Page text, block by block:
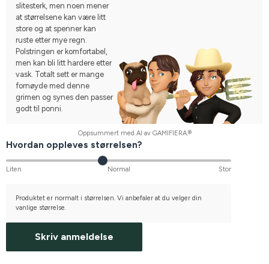
slitesterk, men noen mener
at størrelsene kan være litt
store og at spenner kan
ruste etter mye regn.
Polstringen er komfortabel,
men kan bli litt hardere etter
vask. Totalt sett er mange
fornøyde med denne
grimen og synes den passer
godt til ponni.
Oppsummert med AI av GAMIFIERA.®
Hvordan oppleves størrelsen?
Liten Normal Stor
Produktet er normalt i størrelsen. Vi anbefaler at du velger din
vanlige størrelse.
Skriv anmeldelse